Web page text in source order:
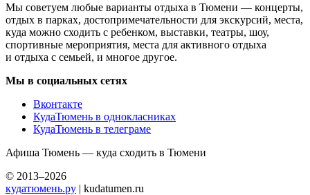
Мы советуем любые варианты отдыха в Тюмени — концерты,
отдых в парках, достопримечательности для экскурсий, места,
куда можно сходить с ребенком, выставки, театры, шоу,
спортивные мероприятия, места для активного отдыха
и отдыха с семьей, и многое другое.
Мы в социальных сетях
Вконтакте
КудаТюмень в однокласниках
КудаТюмень в телеграме
Афиша Тюмень — куда сходить в Тюмени
© 2013–2026
кудатюмень.ру | kudatumen.ru